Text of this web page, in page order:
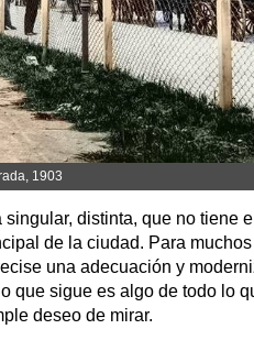
1903
singular, distinta, que no tiene
de la ciudad. Para
una adecuación y
que sigue es algo de todo lo
deseo de mirar.